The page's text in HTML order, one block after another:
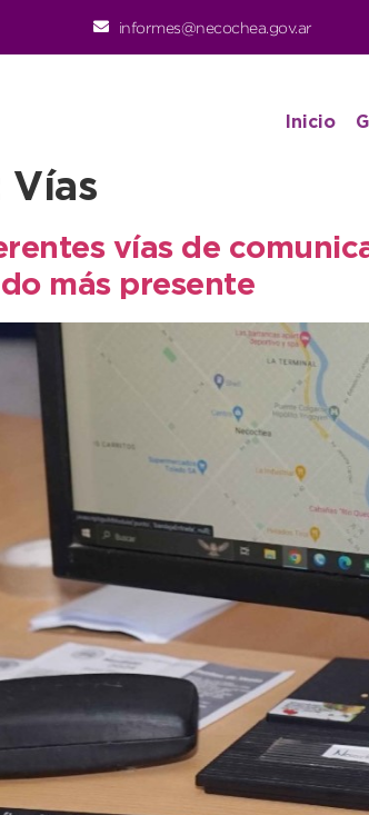
informes@necochea.gov.ar
Inicio
Vías
vías de
más presente